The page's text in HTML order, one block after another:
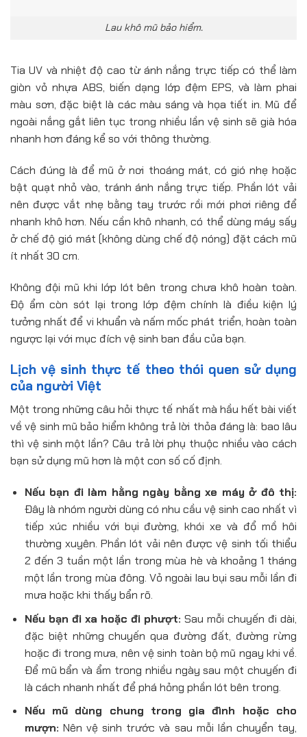
Lau khô mũ bảo hiểm.
Tia UV và nhiệt độ cao từ ánh nắng trực tiếp có thể làm
giòn vỏ nhựa ABS, biến dạng lớp đệm EPS, và làm phai
màu sơn, đặc biệt là các màu sáng và họa tiết in. Mũ để
ngoài nắng gắt liên tục trong nhiều lần vệ sinh sẽ già hóa
nhanh hơn đáng kể so với thông thường.
Cách đúng là để mũ ở nơi thoáng mát, có gió nhẹ hoặc
bật quạt nhỏ vào, tránh ánh nắng trực tiếp. Phần lót vải
nên được vắt nhẹ bằng tay trước rồi mới phơi riêng để
nhanh khô hơn. Nếu cần khô nhanh, có thể dùng máy sấy
ở chế độ gió mát (không dùng chế độ nóng) đặt cách mũ
ít nhất 30 cm.
Không đội mũ khi lớp lót bên trong chưa khô hoàn toàn.
Độ ẩm còn sót lại trong lớp đệm chính là điều kiện lý
tưởng nhất để vi khuẩn và nấm mốc phát triển, hoàn toàn
ngược lại với mục đích vệ sinh ban đầu của bạn.
Lịch vệ sinh thực tế theo thói quen sử dụng
của người Việt
Một trong những câu hỏi thực tế nhất mà hầu hết bài viết
về vệ sinh mũ bảo hiểm không trả lời thỏa đáng là: bao lâu
thì vệ sinh một lần? Câu trả lời phụ thuộc nhiều vào cách
bạn sử dụng mũ hơn là một con số cố định.
Nếu bạn đi làm hằng ngày bằng xe máy ở đô thị:
Đây là nhóm người dùng có nhu cầu vệ sinh cao nhất vì
tiếp xúc nhiều với bụi đường, khói xe và đổ mồ hôi
thường xuyên. Phần lót vải nên được vệ sinh tối thiểu
2 đến 3 tuần một lần trong mùa hè và khoảng 1 tháng
một lần trong mùa đông. Vỏ ngoài lau bụi sau mỗi lần đi
mưa hoặc khi thấy bẩn rõ.
Nếu bạn đi xa hoặc đi phượt: Sau mỗi chuyến đi dài,
đặc biệt những chuyến qua đường đất, đường rừng
hoặc đi trong mưa, nên vệ sinh toàn bộ mũ ngay khi về.
Để mũ bẩn và ẩm trong nhiều ngày sau một chuyến đi
là cách nhanh nhất để phá hỏng phần lót bên trong.
Nếu mũ dùng chung trong gia đình hoặc cho
mượn: Nên vệ sinh trước và sau mỗi lần chuyển tay,